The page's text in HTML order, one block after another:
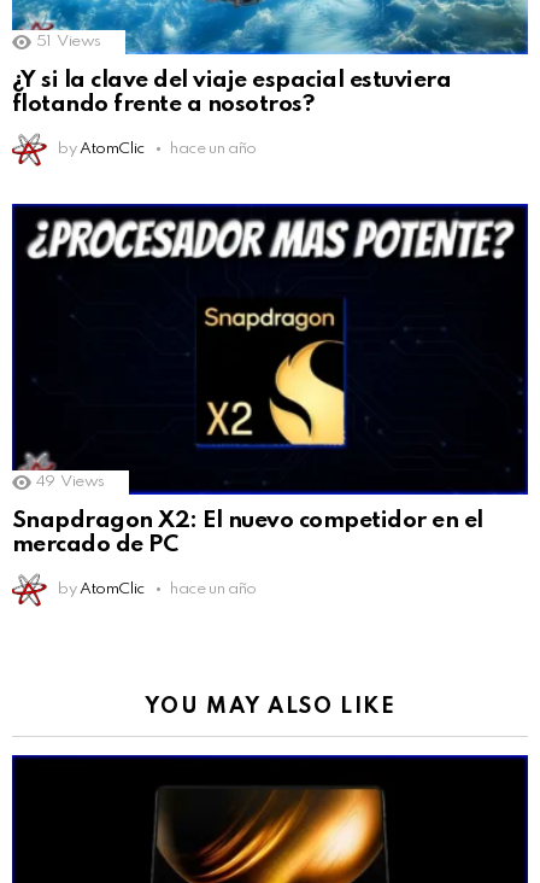
51 Views
¿Y si la clave del viaje espacial estuviera
flotando frente a nosotros?
by AtomClic hace un año
49 Views
Snapdragon X2: El nuevo competidor en el
mercado de PC
by AtomClic hace un año
YOU MAY ALSO LIKE